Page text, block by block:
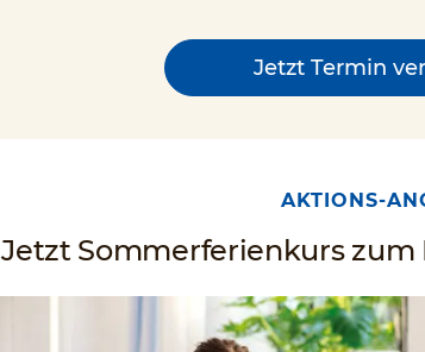
Jetzt Termin
AKTIONS-
Jetzt Sommerferienkurs zum